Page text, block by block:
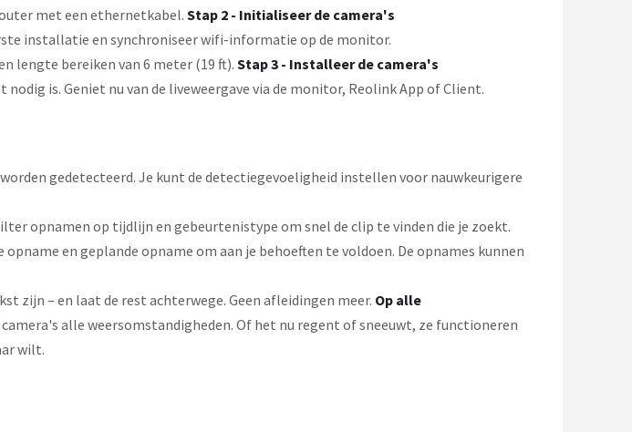
met een ethernetkabel. Stap 2 - Initialiseer de camera's
installatie en synchroniseer wifi-informatie op de monitor.
lengte bereiken van 6 meter (19 ft). Stap 3 - Installeer de camera's
is. Geniet nu van de liveweergave via de monitor, Reolink App of Client.
gedetecteerd. Je kunt de detectiegevoeligheid instellen voor nauwkeurigere
opnamen op tijdlijn en gebeurtenistype om snel de clip te vinden die je zoekt.
en geplande opname om aan je behoeften te voldoen. De opnames kunnen
zijn – en laat de rest achterwege. Geen afleidingen meer. Op alle
alle weersomstandigheden. Of het nu regent of sneeuwt, ze functioneren
wilt.